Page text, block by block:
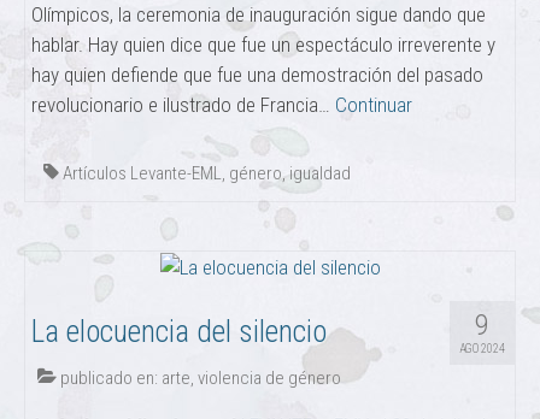
Olímpicos, la ceremonia de inauguración sigue dando que
hablar. Hay quien dice que fue un espectáculo irreverente y
hay quien defiende que fue una demostración del pasado
revolucionario e ilustrado de Francia… Continuar
Artículos Levante-EML, género, igualdad
9
AGO 2024
La elocuencia del silencio
publicado en: arte, violencia de género